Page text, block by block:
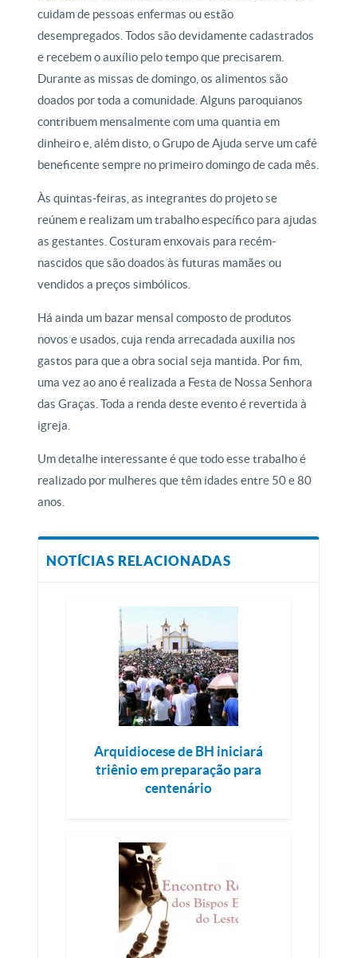
cuidam de pessoas enfermas ou estão
desempregados. Todos são devidamente cadastrados
e recebem o auxílio pelo tempo que precisarem.
Durante as missas de domingo, os alimentos são
doados por toda a comunidade. Alguns paroquianos
contribuem mensalmente com uma quantia em
dinheiro e, além disto, o Grupo de Ajuda serve um café
beneficente sempre no primeiro domingo de cada mês.
Às quintas-feiras, as integrantes do projeto se
reúnem e realizam um trabalho específico para ajudas
as gestantes. Costuram enxovais para recém-
nascidos que são doados às futuras mamães ou
vendidos a preços simbólicos.
Há ainda um bazar mensal composto de produtos
novos e usados, cuja renda arrecadada auxilia nos
gastos para que a obra social seja mantida. Por fim,
uma vez ao ano é realizada a Festa de Nossa Senhora
das Graças. Toda a renda deste evento é revertida à
igreja.
Um detalhe interessante é que todo esse trabalho é
realizado por mulheres que têm idades entre 50 e 80
anos.
NOTÍCIAS RELACIONADAS
Arquidiocese de BH iniciará
triênio em preparação para
centenário